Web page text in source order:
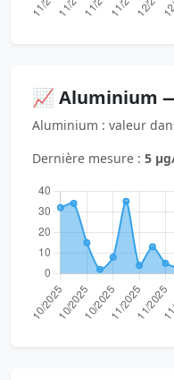
📈 Aluminium
Aluminium : valeur
Dernière mesure : 5